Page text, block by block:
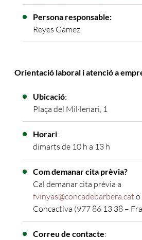
Persona responsable:
Reyes Gámez
Orientació laboral i atenció a
Ubicació:
Plaça del Mil·lenari, 1
Horari:
dimarts de 10 h a 13 h
Com demanar cita prèvia?
Cal demanar cita prèvia a
fvinyas@concadebarbera.cat o
Concactiva (977 86 13 38 –
Correu de contacte: